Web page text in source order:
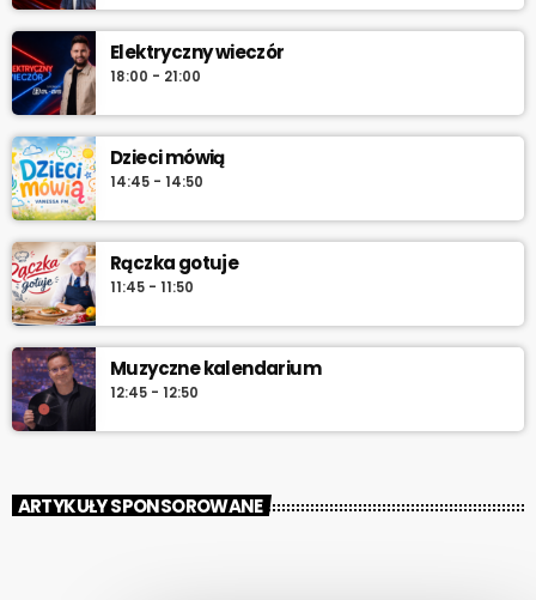
Elektryczny wieczór
18:00 - 21:00
Dzieci mówią
14:45 - 14:50
Rączka gotuje
11:45 - 11:50
Muzyczne kalendarium
12:45 - 12:50
ARTYKUŁY SPONSOROWANE